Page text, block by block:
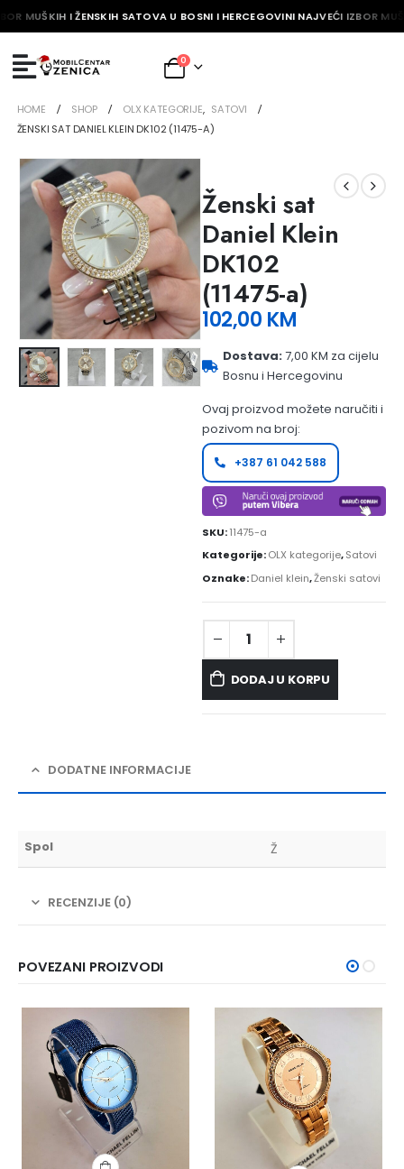
MUŠKIH I ŽENSKIH SATOVA U BOSNI I HERCEGOVINI NAJVEĆI IZBOR
0
HOME SHOP OLX KATEGORIJE, SATOVI
ŽENSKI SAT DANIEL KLEIN DK102 (11475-A)
Ženski sat
Daniel Klein
DK102
(11475-a)
102,00 KM
Dostava:7,00 KM za cijelu
Bosnu i Hercegovinu
Ovaj proizvod možete naručiti i
pozivom na broj:
+387 61 042 588
SKU:11475-a
Kategorije:OLX kategorije,Satovi
Oznake:Daniel klein,Ženski satovi
DODAJ U KORPU
DODATNE INFORMACIJE
Spol Ž
RECENZIJE (0)
POVEZANI PROIZVODI